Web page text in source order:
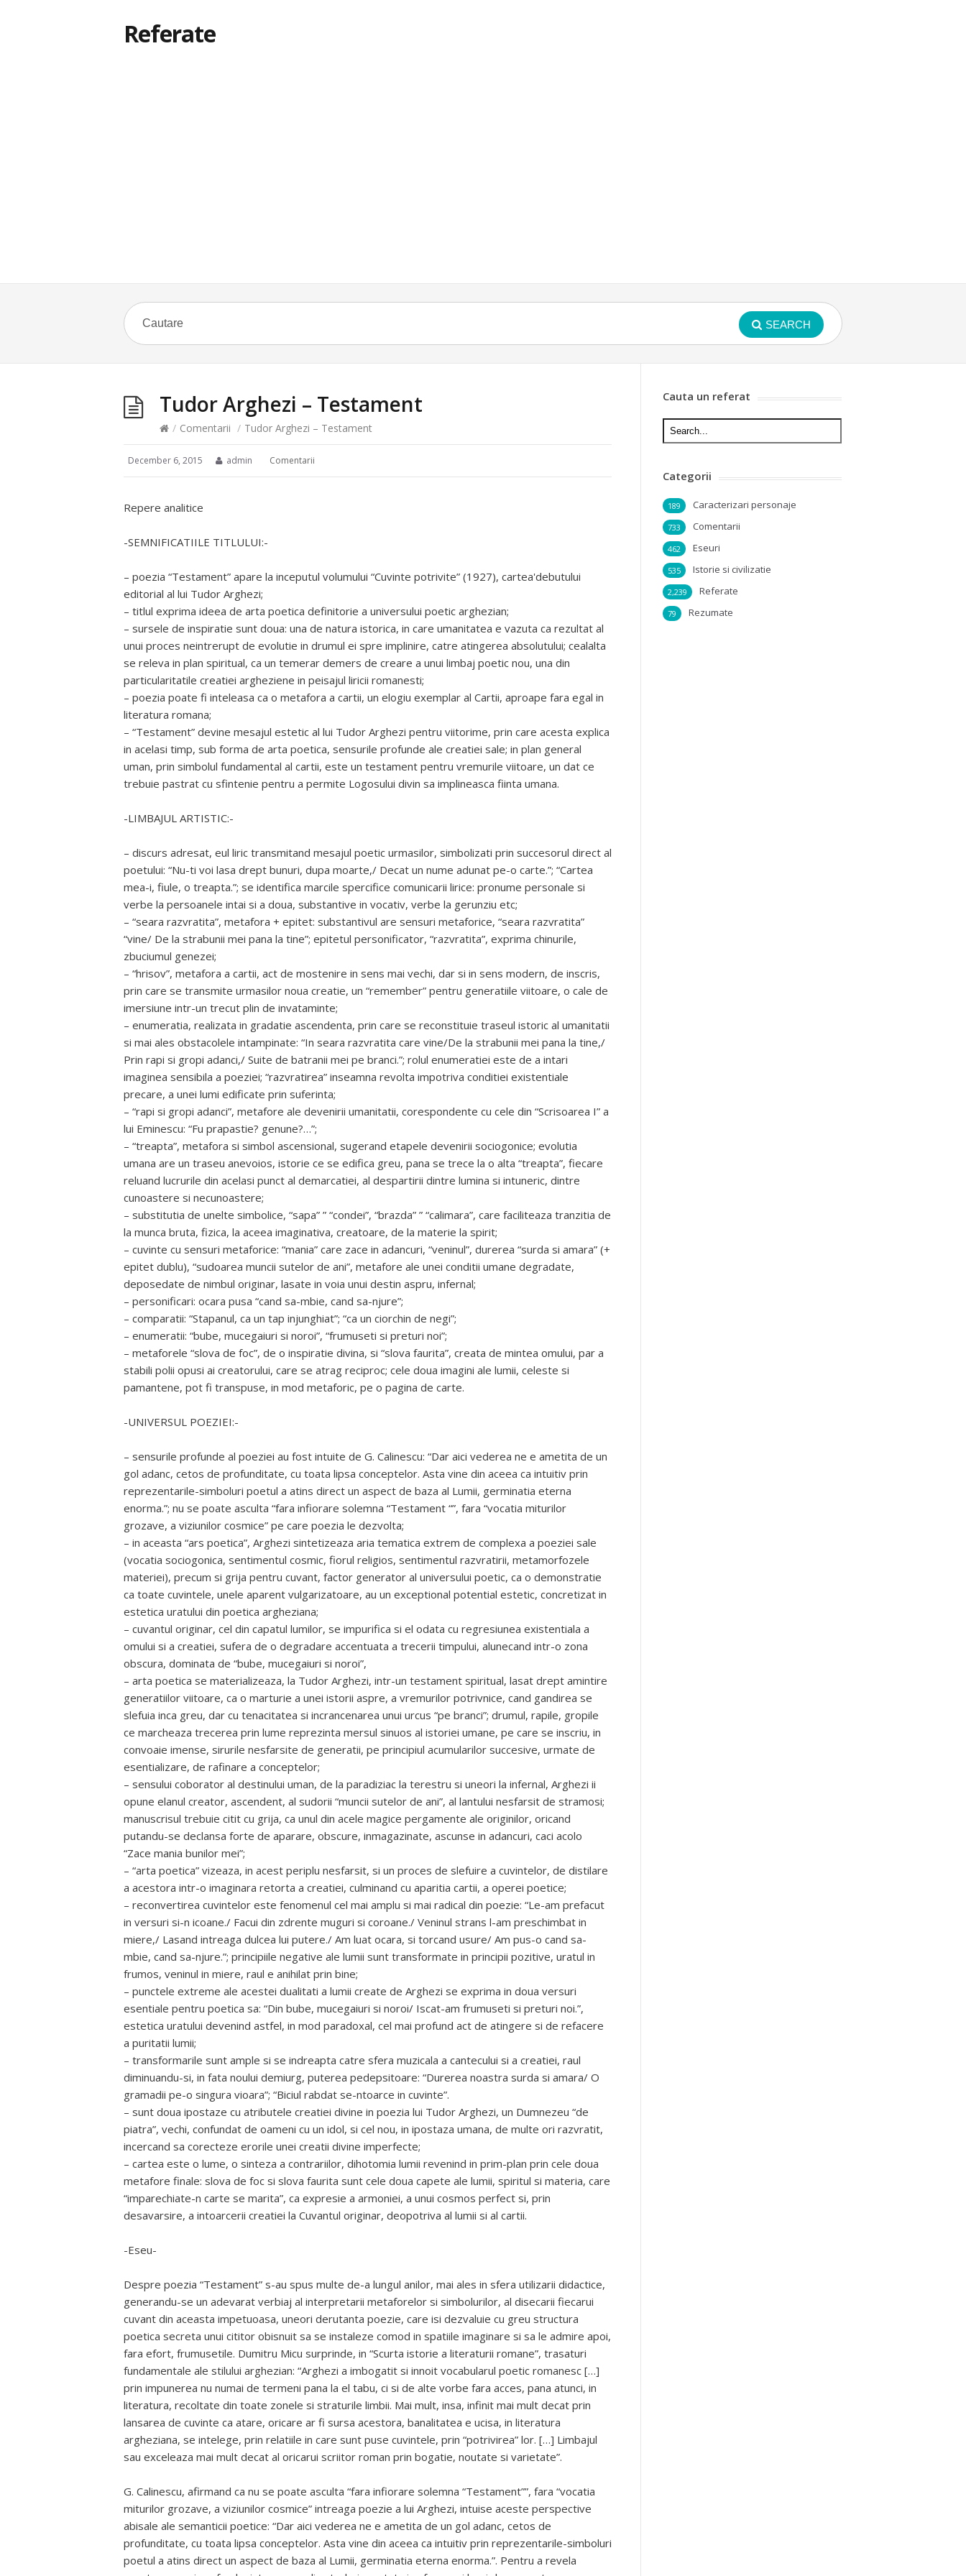
Referate
SEARCH
Tudor Arghezi – Testament
/ Comentarii / Tudor Arghezi – Testament
December 6, 2015 admin Comentarii
Repere analitice
-SEMNIFICATIILE TITLULUI:-
– poezia “Testament” apare la inceputul volumului “Cuvinte potrivite” (1927), cartea'debutului
editorial al lui Tudor Arghezi;
– titlul exprima ideea de arta poetica definitorie a universului poetic arghezian;
– sursele de inspiratie sunt doua: una de natura istorica, in care umanitatea e vazuta ca rezultat al
unui proces neintrerupt de evolutie in drumul ei spre implinire, catre atingerea absolutului; cealalta
se releva in plan spiritual, ca un temerar demers de creare a unui limbaj poetic nou, una din
particularitatile creatiei argheziene in peisajul liricii romanesti;
– poezia poate fi inteleasa ca o metafora a cartii, un elogiu exemplar al Cartii, aproape fara egal in
literatura romana;
– “Testament” devine mesajul estetic al lui Tudor Arghezi pentru viitorime, prin care acesta explica
in acelasi timp, sub forma de arta poetica, sensurile profunde ale creatiei sale; in plan general
uman, prin simbolul fundamental al cartii, este un testament pentru vremurile viitoare, un dat ce
trebuie pastrat cu sfintenie pentru a permite Logosului divin sa implineasca fiinta umana.
-LIMBAJUL ARTISTIC:-
– discurs adresat, eul liric transmitand mesajul poetic urmasilor, simbolizati prin succesorul direct al
poetului: “Nu-ti voi lasa drept bunuri, dupa moarte,/ Decat un nume adunat pe-o carte.”; “Cartea
mea-i, fiule, o treapta.”; se identifica marcile spercifice comunicarii lirice: pronume personale si
verbe la persoanele intai si a doua, substantive in vocativ, verbe la gerunziu etc;
– “seara razvratita”, metafora + epitet: substantivul are sensuri metaforice, “seara razvratita”
“vine/ De la strabunii mei pana la tine”; epitetul personificator, “razvratita”, exprima chinurile,
zbuciumul genezei;
– “hrisov”, metafora a cartii, act de mostenire in sens mai vechi, dar si in sens modern, de inscris,
prin care se transmite urmasilor noua creatie, un “remember” pentru generatiile viitoare, o cale de
imersiune intr-un trecut plin de invataminte;
– enumeratia, realizata in gradatie ascendenta, prin care se reconstituie traseul istoric al umanitatii
si mai ales obstacolele intampinate: “In seara razvratita care vine/De la strabunii mei pana la tine,/
Prin rapi si gropi adanci,/ Suite de batranii mei pe branci.”; rolul enumeratiei este de a intari
imaginea sensibila a poeziei; “razvratirea” inseamna revolta impotriva conditiei existentiale
precare, a unei lumi edificate prin suferinta;
– “rapi si gropi adanci”, metafore ale devenirii umanitatii, corespondente cu cele din “Scrisoarea I” a
lui Eminescu: “Fu prapastie? genune?…”;
– “treapta”, metafora si simbol ascensional, sugerand etapele devenirii sociogonice; evolutia
umana are un traseu anevoios, istorie ce se edifica greu, pana se trece la o alta “treapta”, fiecare
reluand lucrurile din acelasi punct al demarcatiei, al despartirii dintre lumina si intuneric, dintre
cunoastere si necunoastere;
– substitutia de unelte simbolice, “sapa” ” “condei”, “brazda” ” “calimara”, care faciliteaza tranzitia de
la munca bruta, fizica, la aceea imaginativa, creatoare, de la materie la spirit;
– cuvinte cu sensuri metaforice: “mania” care zace in adancuri, “veninul”, durerea “surda si amara” (+
epitet dublu), “sudoarea muncii sutelor de ani”, metafore ale unei conditii umane degradate,
deposedate de nimbul originar, lasate in voia unui destin aspru, infernal;
– personificari: ocara pusa “cand sa-mbie, cand sa-njure”;
– comparatii: “Stapanul, ca un tap injunghiat”; “ca un ciorchin de negi”;
– enumeratii: “bube, mucegaiuri si noroi”, “frumuseti si preturi noi”;
– metaforele “slova de foc”, de o inspiratie divina, si “slova faurita”, creata de mintea omului, par a
stabili polii opusi ai creatorului, care se atrag reciproc; cele doua imagini ale lumii, celeste si
pamantene, pot fi transpuse, in mod metaforic, pe o pagina de carte.
-UNIVERSUL POEZIEI:-
– sensurile profunde al poeziei au fost intuite de G. Calinescu: “Dar aici vederea ne e ametita de un
gol adanc, cetos de profunditate, cu toata lipsa conceptelor. Asta vine din aceea ca intuitiv prin
reprezentarile-simboluri poetul a atins direct un aspect de baza al Lumii, germinatia eterna
enorma.”; nu se poate asculta “fara infiorare solemna “Testament “”, fara “vocatia miturilor
grozave, a viziunilor cosmice” pe care poezia le dezvolta;
– in aceasta “ars poetica”, Arghezi sintetizeaza aria tematica extrem de complexa a poeziei sale
(vocatia sociogonica, sentimentul cosmic, fiorul religios, sentimentul razvratirii, metamorfozele
materiei), precum si grija pentru cuvant, factor generator al universului poetic, ca o demonstratie
ca toate cuvintele, unele aparent vulgarizatoare, au un exceptional potential estetic, concretizat in
estetica uratului din poetica argheziana;
– cuvantul originar, cel din capatul lumilor, se impurifica si el odata cu regresiunea existentiala a
omului si a creatiei, sufera de o degradare accentuata a trecerii timpului, alunecand intr-o zona
obscura, dominata de “bube, mucegaiuri si noroi”,
– arta poetica se materializeaza, la Tudor Arghezi, intr-un testament spiritual, lasat drept amintire
generatiilor viitoare, ca o marturie a unei istorii aspre, a vremurilor potrivnice, cand gandirea se
slefuia inca greu, dar cu tenacitatea si incrancenarea unui urcus “pe branci”; drumul, rapile, gropile
ce marcheaza trecerea prin lume reprezinta mersul sinuos al istoriei umane, pe care se inscriu, in
convoaie imense, sirurile nesfarsite de generatii, pe principiul acumularilor succesive, urmate de
esentializare, de rafinare a conceptelor;
– sensului coborator al destinului uman, de la paradiziac la terestru si uneori la infernal, Arghezi ii
opune elanul creator, ascendent, al sudorii “muncii sutelor de ani”, al lantului nesfarsit de stramosi;
manuscrisul trebuie citit cu grija, ca unul din acele magice pergamente ale originilor, oricand
putandu-se declansa forte de aparare, obscure, inmagazinate, ascunse in adancuri, caci acolo
“Zace mania bunilor mei”;
– “arta poetica” vizeaza, in acest periplu nesfarsit, si un proces de slefuire a cuvintelor, de distilare
a acestora intr-o imaginara retorta a creatiei, culminand cu aparitia cartii, a operei poetice;
– reconvertirea cuvintelor este fenomenul cel mai amplu si mai radical din poezie: “Le-am prefacut
in versuri si-n icoane./ Facui din zdrente muguri si coroane./ Veninul strans l-am preschimbat in
miere,/ Lasand intreaga dulcea lui putere./ Am luat ocara, si torcand usure/ Am pus-o cand sa-
mbie, cand sa-njure.”; principiile negative ale lumii sunt transformate in principii pozitive, uratul in
frumos, veninul in miere, raul e anihilat prin bine;
– punctele extreme ale acestei dualitati a lumii create de Arghezi se exprima in doua versuri
esentiale pentru poetica sa: “Din bube, mucegaiuri si noroi/ Iscat-am frumuseti si preturi noi.”,
estetica uratului devenind astfel, in mod paradoxal, cel mai profund act de atingere si de refacere
a puritatii lumii;
– transformarile sunt ample si se indreapta catre sfera muzicala a cantecului si a creatiei, raul
diminuandu-si, in fata noului demiurg, puterea pedepsitoare: “Durerea noastra surda si amara/ O
gramadii pe-o singura vioara”; “Biciul rabdat se-ntoarce in cuvinte”.
– sunt doua ipostaze cu atributele creatiei divine in poezia lui Tudor Arghezi, un Dumnezeu “de
piatra”, vechi, confundat de oameni cu un idol, si cel nou, in ipostaza umana, de multe ori razvratit,
incercand sa corecteze erorile unei creatii divine imperfecte;
– cartea este o lume, o sinteza a contrariilor, dihotomia lumii revenind in prim-plan prin cele doua
metafore finale: slova de foc si slova faurita sunt cele doua capete ale lumii, spiritul si materia, care
“imparechiate-n carte se marita”, ca expresie a armoniei, a unui cosmos perfect si, prin
desavarsire, a intoarcerii creatiei la Cuvantul originar, deopotriva al lumii si al cartii.
-Eseu-
Despre poezia “Testament” s-au spus multe de-a lungul anilor, mai ales in sfera utilizarii didactice,
generandu-se un adevarat verbiaj al interpretarii metaforelor si simbolurilor, al disecarii fiecarui
cuvant din aceasta impetuoasa, uneori derutanta poezie, care isi dezvaluie cu greu structura
poetica secreta unui cititor obisnuit sa se instaleze comod in spatiile imaginare si sa le admire apoi,
fara efort, frumusetile. Dumitru Micu surprinde, in “Scurta istorie a literaturii romane”, trasaturi
fundamentale ale stilului arghezian: “Arghezi a imbogatit si innoit vocabularul poetic romanesc […]
prin impunerea nu numai de termeni pana la el tabu, ci si de alte vorbe fara acces, pana atunci, in
literatura, recoltate din toate zonele si straturile limbii. Mai mult, insa, infinit mai mult decat prin
lansarea de cuvinte ca atare, oricare ar fi sursa acestora, banalitatea e ucisa, in literatura
argheziana, se intelege, prin relatiile in care sunt puse cuvintele, prin “potrivirea” lor. […] Limbajul
sau exceleaza mai mult decat al oricarui scriitor roman prin bogatie, noutate si varietate”.
G. Calinescu, afirmand ca nu se poate asculta “fara infiorare solemna “Testament””, fara “vocatia
miturilor grozave, a viziunilor cosmice” intreaga poezie a lui Arghezi, intuise aceste perspective
abisale ale semanticii poetice: “Dar aici vederea ne e ametita de un gol adanc, cetos de
profunditate, cu toata lipsa conceptelor. Asta vine din aceea ca intuitiv prin reprezentarile-simboluri
poetul a atins direct un aspect de baza al Lumii, germinatia eterna enorma.”. Pentru a revela
Cauta un referat
Categorii
Caracterizari personaje
189
Comentarii
733
Eseuri
462
Istorie si civilizatie
535
Referate
2,239
Rezumate
79